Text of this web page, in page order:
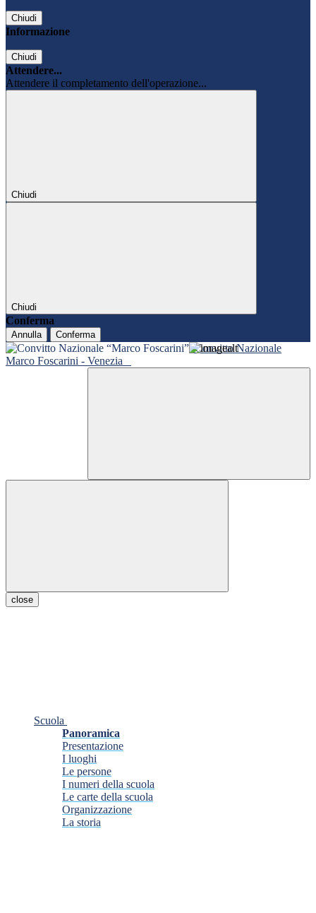
Chiudi
Informazione
Chiudi
Attendere...
Attendere il completamento dell'operazione...
Chiudi
Chiudi
Conferma
Annulla Conferma
Convitto Nazionale
Marco Foscarini - Venezia
close
Scuola
Panoramica
Presentazione
I luoghi
Le persone
I numeri della scuola
Le carte della scuola
Organizzazione
La storia